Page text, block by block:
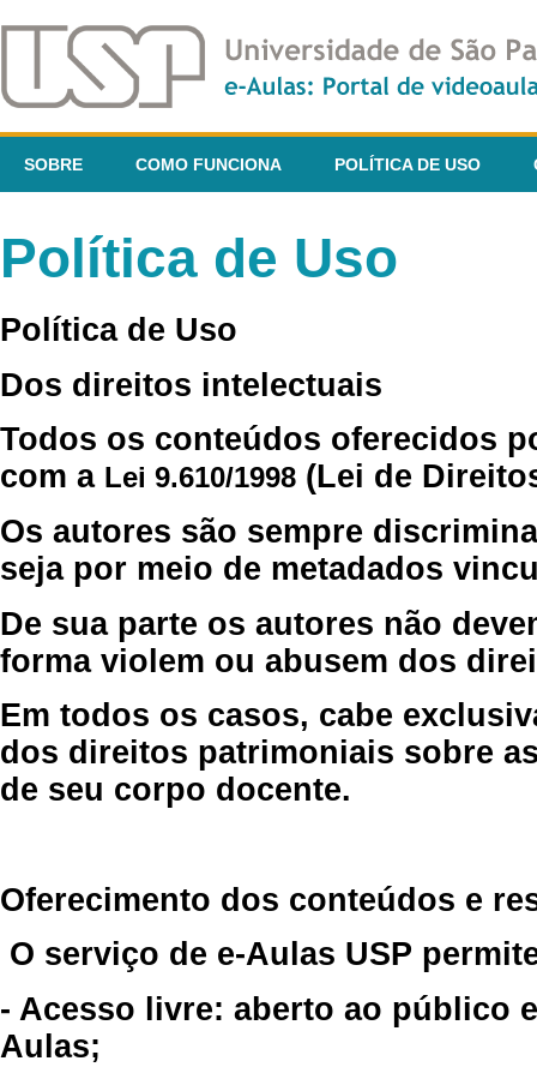
SOBRE COMO FUNCIONA POLÍTICA DE USO
Política de Uso
Política de Uso
Dos direitos intelectuais
Todos os conteúdos oferecidos
com a Lei 9.610/1998 (Lei de
Os autores são sempre
seja por meio de metadados
De sua parte os autores não
forma violem ou abusem dos
Em todos os casos, cabe
dos direitos patrimoniais sobre
de seu corpo docente.
Oferecimento dos conteúdos e
O serviço de e-Aulas USP
- Acesso livre: aberto ao público
Aulas;